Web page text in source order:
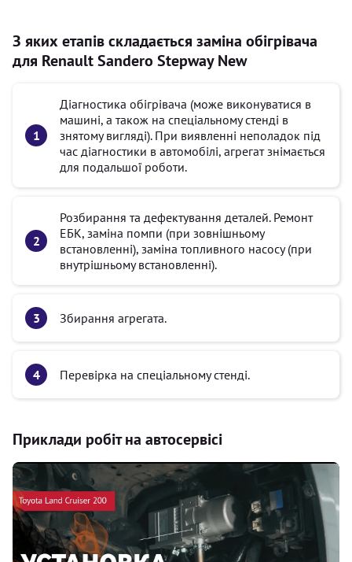
З яких етапів складається заміна обігрівача
для Renault Sandero Stepway New
Діагностика обігрівача (може виконуватися в
машині, а також на спеціальному стенді в
знятому вигляді). При виявленні неполадок під
час діагностики в автомобілі, агрегат знімається
для подальшої роботи.
Розбирання та дефектування деталей. Ремонт
ЕБК, заміна помпи (при зовнішньому
встановленні), заміна топливного насосу (при
внутрішньому встановленні).
Збирання агрегата.
Перевірка на спеціальному стенді.
Приклади робіт на автосервісі